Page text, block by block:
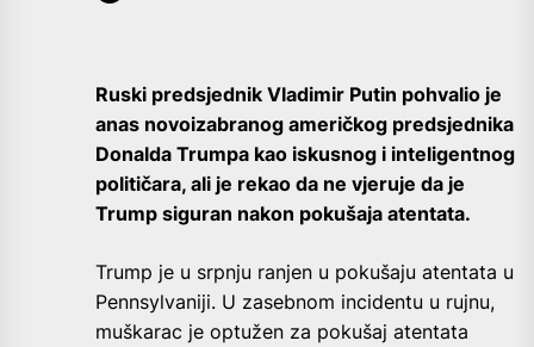
Ruski predsjednik Vladimir Putin pohvalio je
anas novoizabranog američkog predsjednika
Donalda Trumpa kao iskusnog i inteligentnog
političara, ali je rekao da ne vjeruje da je
Trump siguran nakon pokušaja atentata.
Trump je u srpnju ranjen u pokušaju atentata u
Pennsylvaniji. U zasebnom incidentu u rujnu,
muškarac je optužen za pokušaj atentata